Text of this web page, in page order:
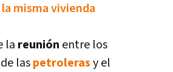
misma vivienda
la reunión entre los
laspetrolerasy el